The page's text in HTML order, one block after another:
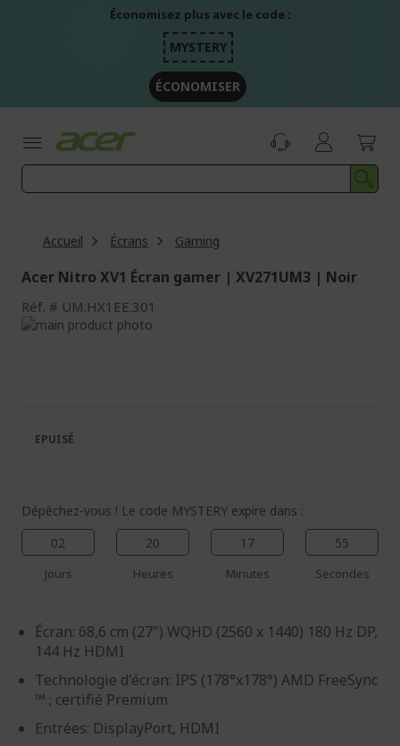
Économisez plus avec le code :
MYSTERY
ÉCONOMISER
Accueil Écrans Gaming
Acer Nitro XV1 Écran gamer | XV271UM3 | Noir
Réf. UM.HX1EE.301
Passer
galerie
d’images
Galerie
d’images
Dépêchez-vous ! Le code MYSTERY expire dans :
02
Jours
20
Heures
17
Minutes
55
Secondes
Écran: 68,6 cm (27") WQHD (2560 x 1440) 180 Hz DP,
144 Hz HDMI
Technologie d'écran: IPS (178°x178°) AMD FreeSync
™ ; certifié Premium
Entrées: DisplayPort, HDMI
EPUISÉ